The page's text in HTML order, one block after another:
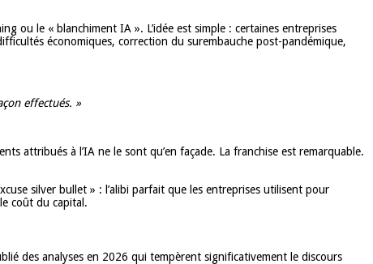
ou le « blanchiment IA ». L’idée est simple : certaines entreprises
économiques, correction du surembauche post-pandémique,
effectués. »
attribués à l’IA ne le sont qu’en façade. La franchise est remarquable.
silver bullet » : l’alibi parfait que les entreprises utilisent pour
coût du capital.
des analyses en 2026 qui tempèrent significativement le discours